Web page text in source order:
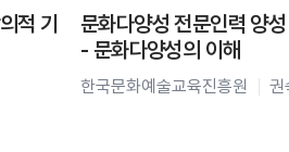
적 기
문화다양성 전문인력 양
- 문화다양성의 이해
한국문화예술교육진흥원 권